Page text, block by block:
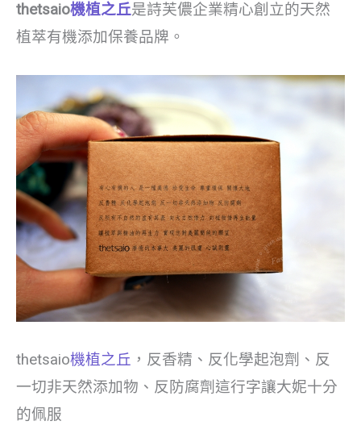
thetsaio機植之丘是詩芙儂企業精心創立的天然
植萃有機添加保養品牌。
thetsaio機植之丘 ，反香精、反化學起泡劑、反
一切非天然添加物、反防腐劑這行字讓大妮十分
的佩服